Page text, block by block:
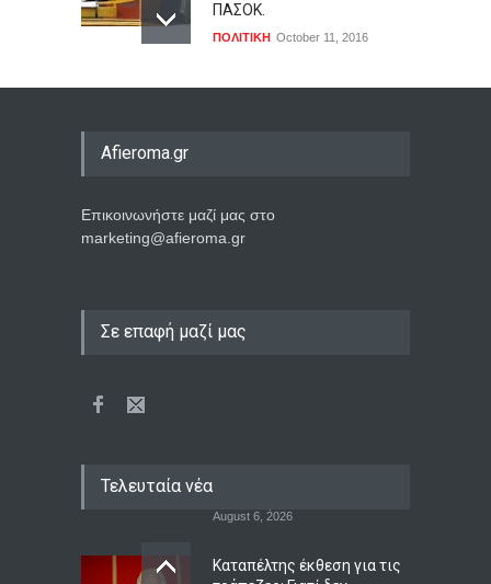
ΠΑΣΟΚ.
ΠΟΛΙΤΙΚΗ October 11, 2016
Afieroma.gr
Επικοινωνήστε μαζί μας στο
marketing@afieroma.gr
Σε επαφή μαζί μας
Τελευταία νέα
τράπεζες: Γιατί δεν